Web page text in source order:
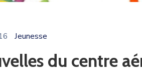
Jeunesse
du centre